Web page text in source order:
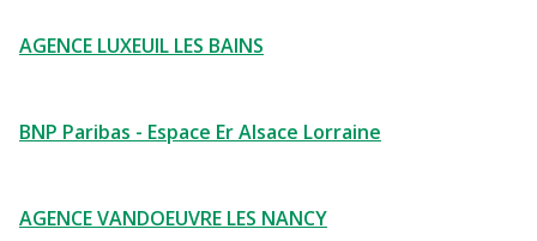
AGENCE LUXEUIL LES BAINS
BNP Paribas - Espace Er Alsace Lorraine
AGENCE VANDOEUVRE LES NANCY